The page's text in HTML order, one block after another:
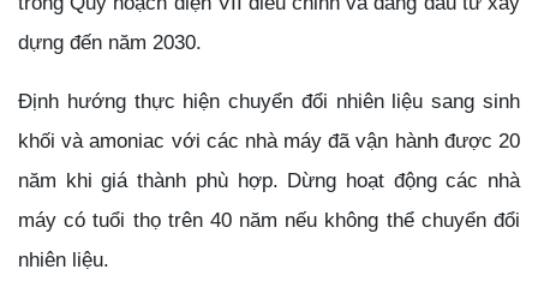
dựng đến năm 2030.
Định hướng thực hiện chuyển đổi nhiên liệu sang sinh
khối và amoniac với các nhà máy đã vận hành được 20
năm khi giá thành phù hợp. Dừng hoạt động các nhà
máy có tuổi thọ trên 40 năm nếu không thể chuyển đổi
nhiên liệu.